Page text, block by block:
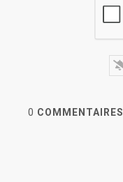
0 COMMENTAIRES